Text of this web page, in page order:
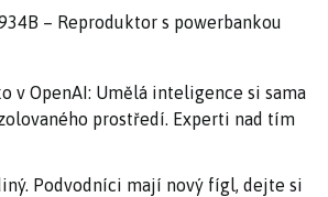
– Reproduktor s powerbankou
v OpenAI: Umělá inteligence si sama
prostředí. Experti nad tím
Podvodníci mají nový fígl, dejte si